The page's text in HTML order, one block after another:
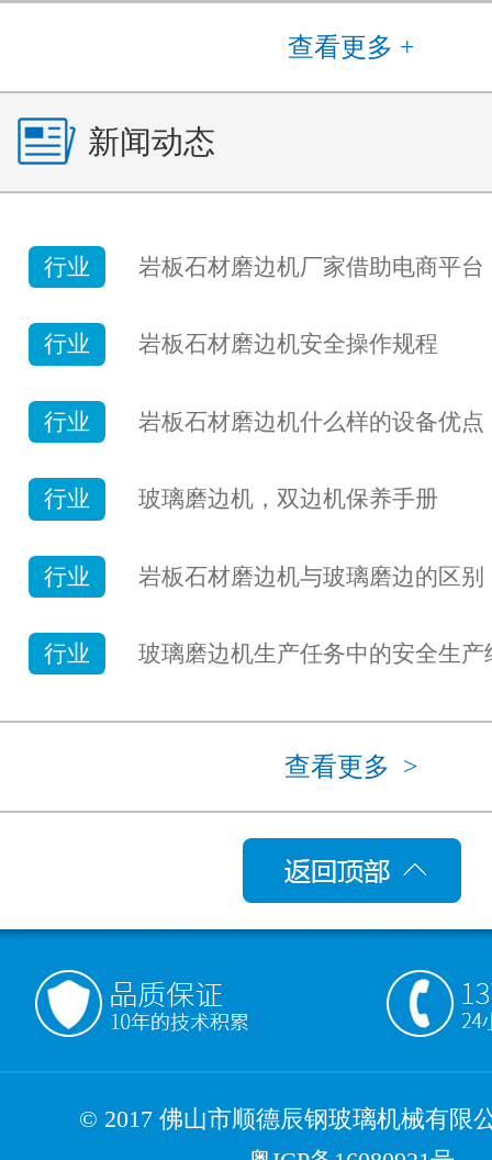
查看更多 +
新闻动态
行业 岩板石材磨边机厂家借助电商平
行业 岩板石材磨边机安全操作规程
行业 岩板石材磨边机什么样的设备优点
行业 玻璃磨边机，双边机保养手册
行业 岩板石材磨边机与玻璃磨边的区别
行业 玻璃磨边机生产任务中的安全生产
查看更多 >
© 2017 佛山市顺德辰钢玻璃机械有限